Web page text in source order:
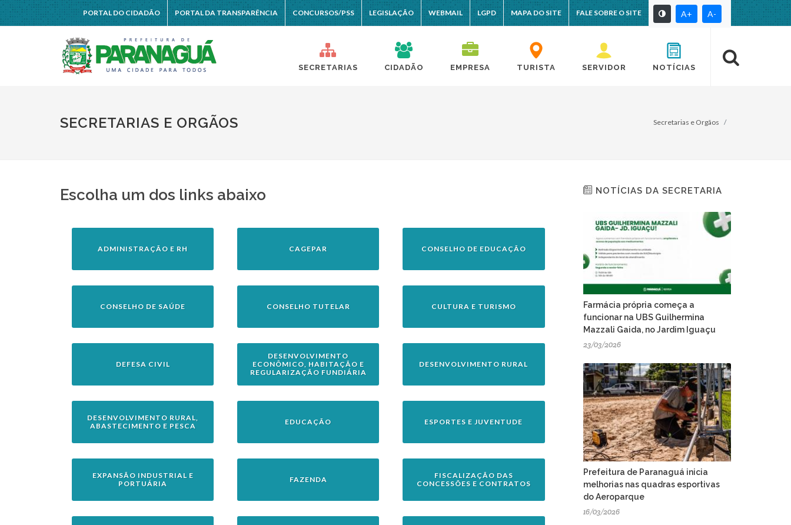
PORTAL DO CIDADÃO PORTAL DA TRANSPARÊNCIA CONCURSOS/PSS LEGISLAÇÃO WEBMAIL LGPD MAPA DO SITE FALE SOBRE O SITE A+ A-
SECRETARIAS CIDADÃO EMPRESA TURISTA SERVIDOR NOTÍCIAS
SECRETARIAS E ORGÃOS Secretarias e Orgãos
Escolha um dos links abaixo
ADMINISTRAÇÃO E RH CAGEPAR CONSELHO DE EDUCAÇÃO
CONSELHO DE SAÚDE CONSELHO TUTELAR CULTURA E TURISMO
DEFESA CIVIL
DESENVOLVIMENTO
ECONÔMICO, HABITAÇÃO E
REGULARIZAÇÃO FUNDIÁRIA
DESENVOLVIMENTO RURAL
DESENVOLVIMENTO RURAL,
ABASTECIMENTO E PESCA
EDUCAÇÃO ESPORTES E JUVENTUDE
EXPANSÃO INDUSTRIAL E
PORTUÁRIA
FAZENDA
FISCALIZAÇÃO DAS
CONCESSÕES E CONTRATOS
NOTÍCIAS DA SECRETARIA
Farmácia própria começa a
funcionar na UBS Guilhermina
Mazzali Gaida, no Jardim Iguaçu
23/03/2026
Prefeitura de Paranaguá inicia
melhorias nas quadras esportivas
do Aeroparque
16/03/2026